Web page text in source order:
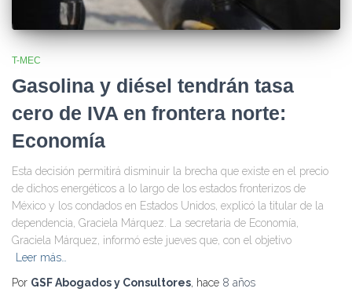
T-MEC
Gasolina y diésel tendrán tasa
cero de IVA en frontera norte:
Economía
Esta decisión permitirá disminuir la brecha que existe en el precio
de dichos energéticos a lo largo de los estados fronterizos de
México y los condados en Estados Unidos, explicó la titular de la
dependencia, Graciela Márquez. La secretaria de Economía,
Graciela Márquez, informó este jueves que, con el objetivo
Leer más…
Por GSF Abogados y Consultores, hace 8 años